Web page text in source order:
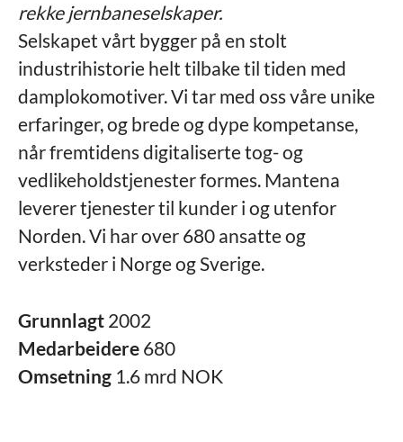
rekke jernbaneselskaper.
Selskapet vårt bygger på en stolt
industrihistorie helt tilbake til tiden med
damplokomotiver. Vi tar med oss våre unike
erfaringer, og brede og dype kompetanse,
når fremtidens digitaliserte tog- og
vedlikeholdstjenester formes. Mantena
leverer tjenester til kunder i og utenfor
Norden. Vi har over 680 ansatte og
verksteder i Norge og Sverige.
Grunnlagt 2002
Medarbeidere 680
Omsetning 1.6 mrd NOK